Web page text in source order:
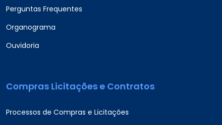
Perguntas Frequentes
Organograma
Ouvidoria
Compras Licitações e Contratos
Processos de Compras e Licitações